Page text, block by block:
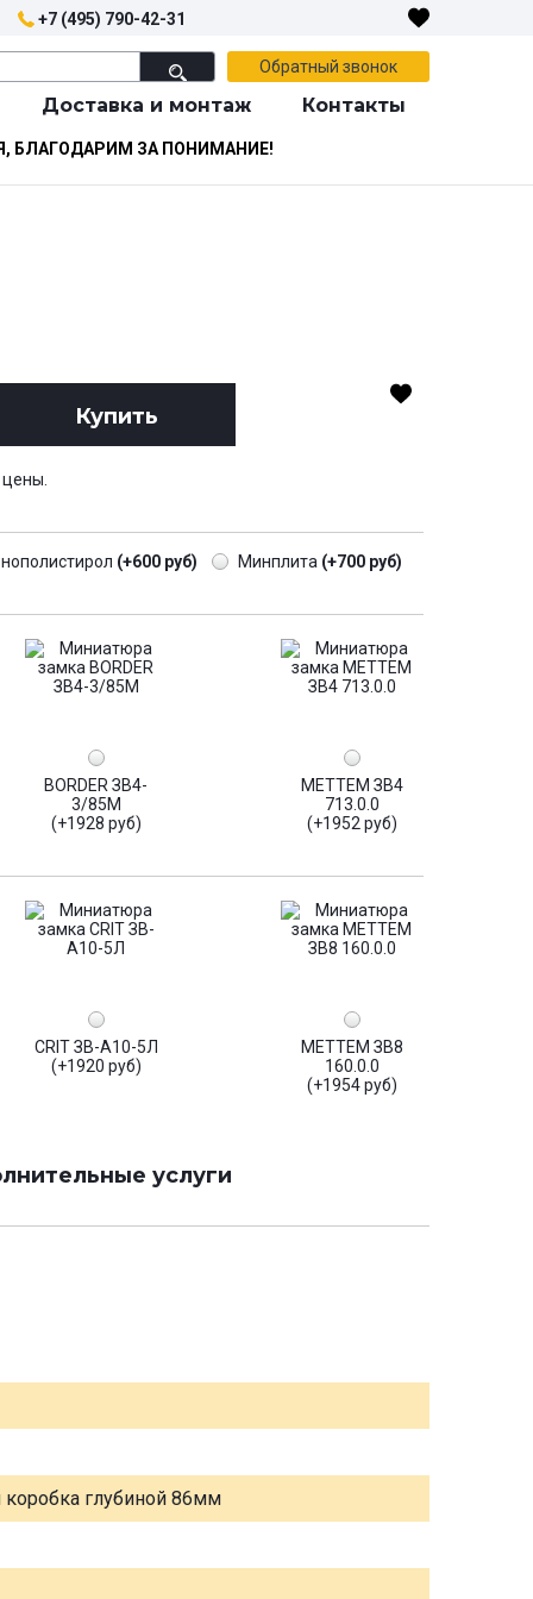
+7 (495) 790-42-31
Обратный звонок
Доставка и монтаж Контакты
БЛАГОДАРИМ ЗА ПОНИМАНИЕ!
Купить
(+600 руб) Минплита (+700 руб)
BORDER ЗВ4-
3/85М
(+1928 руб)
МЕТТЕМ ЗВ4
713.0.0
(+1952 руб)
CRIT ЗВ-А10-5Л
(+1920 руб)
МЕТТЕМ ЗВ8
160.0.0
(+1954 руб)
услуги
коробка глубиной 86мм